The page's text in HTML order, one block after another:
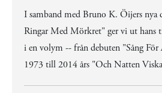
I samband med Bruno K. Öijers nya
Ringar Med Mörkret" ger vi ut hans
i en volym -- från debuten "Sång
1973 till 2014 års "Och Natten